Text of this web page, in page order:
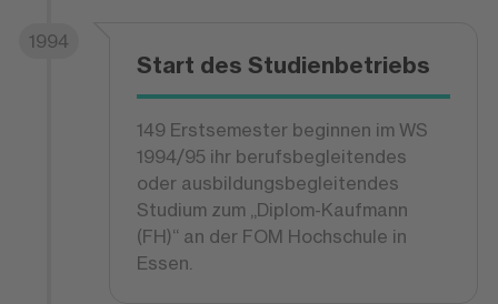
1994
Start des Studienbetriebs
149 Erstsemester beginnen im WS
1994/95 ihr berufsbegleitendes
oder ausbildungsbegleitendes
Studium zum „Diplom-Kaufmann
(FH)“ an der FOM Hochschule in
Essen.